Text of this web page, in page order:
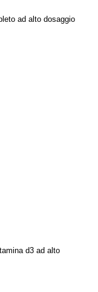
ad alto dosaggio
d3 ad alto